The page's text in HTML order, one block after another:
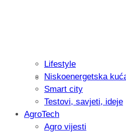
Recenzija:
muškarcu
Lifestyle
Niskoenergetska
Smart city
Testovi, savjeti, ideje
AgroTech
Agro vijesti